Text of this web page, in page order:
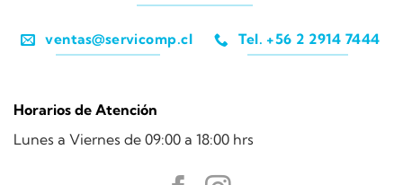
ventas@servicomp.cl Tel. +56 2 2914 7444
Horarios de Atención
Lunes a Viernes de 09:00 a 18:00 hrs